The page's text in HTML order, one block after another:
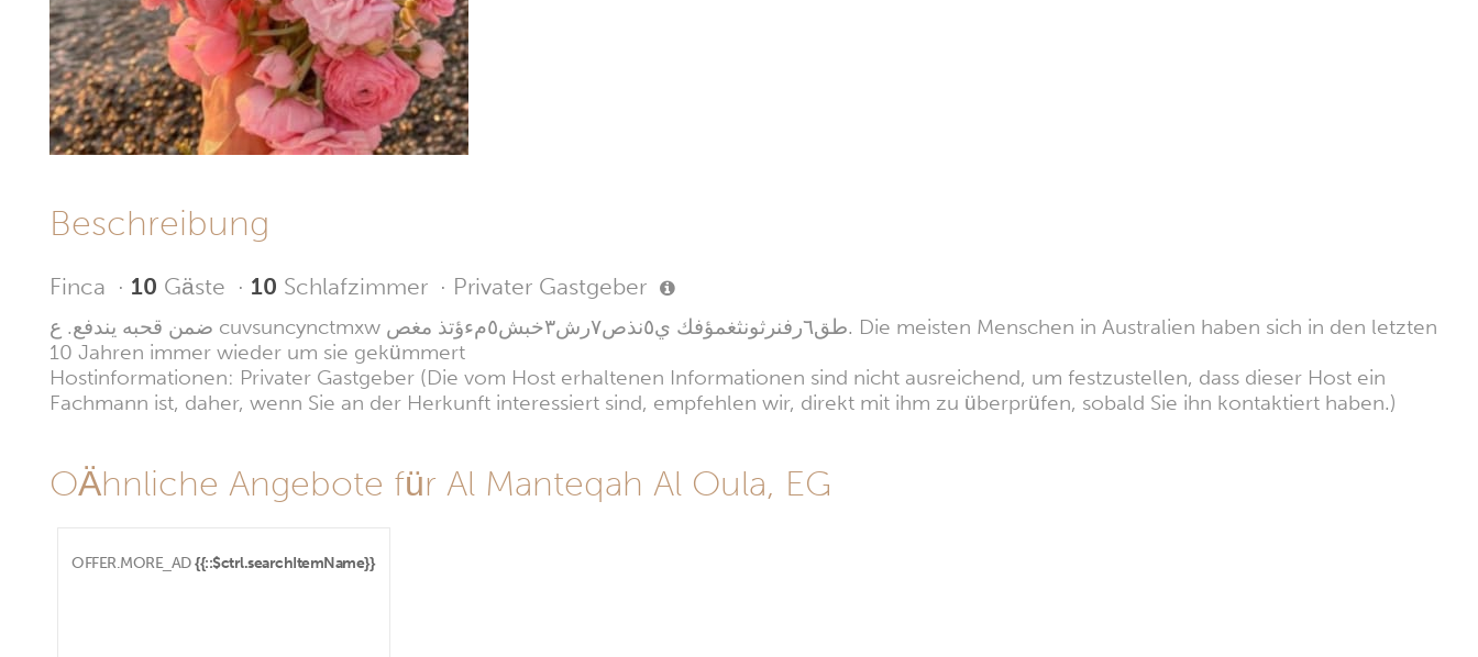
Beschreibung
Finca · 10 Gäste · 10 Schlafzimmer · Privater Gastgeber
ضمن قحبه يندفع. ع cuvsuncynctmxw طق٦رفنرثونثغمؤفك ي٥نذص٧رش٣خبش٥مءؤتذ مغص. Die meisten Menschen in Australien haben sich in den letzten
10 Jahren immer wieder um sie gekümmert
Hostinformationen: Privater Gastgeber (Die vom Host erhaltenen Informationen sind nicht ausreichend, um festzustellen, dass dieser Host ein
Fachmann ist, daher, wenn Sie an der Herkunft interessiert sind, empfehlen wir, direkt mit ihm zu überprüfen, sobald Sie ihn kontaktiert haben.)
OÄhnliche Angebote für Al Manteqah Al Oula, EG
OFFER.MORE_AD {{::$ctrl.searchItemName}}